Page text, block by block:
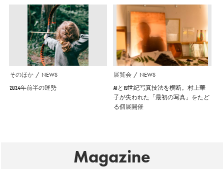
そのほか NEWS
2024年前半の運勢
展覧会 NEWS
AIと19世紀写真技法を横断。村上華
子が失われた「最初の写真」をたど
る個展開催
Magazine